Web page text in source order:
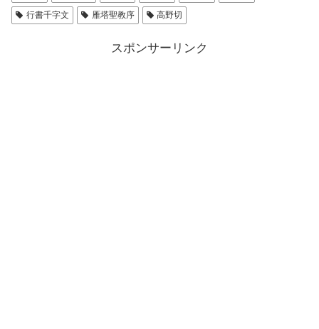
行書千字文 雁塔聖教序 高野切
スポンサーリンク